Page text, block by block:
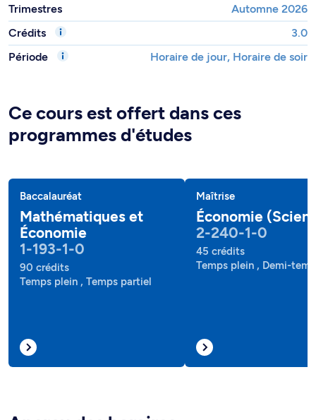
Trimestres
Automne 2026
Crédits
3.0
Période
Horaire de jour, Horaire de soir
Ce cours est offert dans ces
programmes d'études
Baccalauréat
Mathématiques et
Économie
1-193-1-0
90 crédits
Temps plein , Temps partiel
Maîtrise
Économie
2-240-1-0
45 crédits
Temps plein , Demi-